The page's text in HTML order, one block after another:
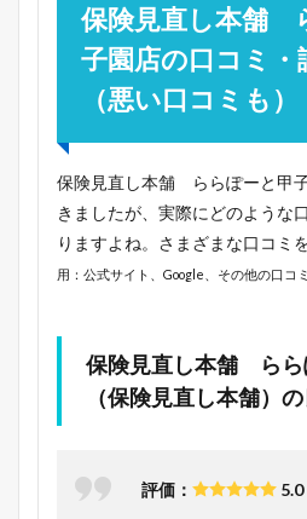
保険見直し本舗
子園店の口コミ・
（悪い口コミも）
保険見直し本舗 ららぽーと甲
きましたが、実際にどのような
りますよね。さまざまな口コミ
用：公式サイト、Google、その他の口コ
保険見直し本舗 らら
（保険見直し本舗）
評価： 5.0